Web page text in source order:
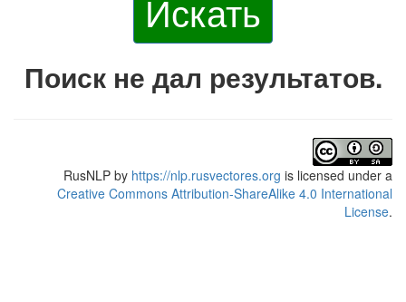
Искать
Поиск не дал результатов.
RusNLP by https://nlp.rusvectores.org is licensed under a
Creative Commons Attribution-ShareAlike 4.0 International
License.